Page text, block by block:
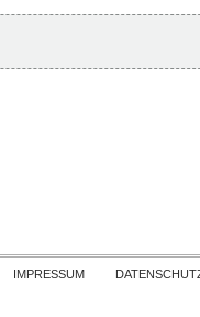
Skip to
IMPRESSUM